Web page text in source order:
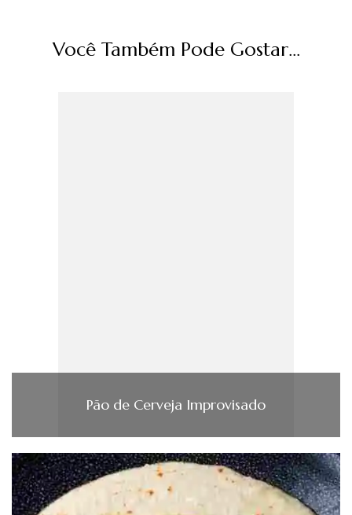
Você Também Pode Gostar...
Pão de Cerveja Improvisado